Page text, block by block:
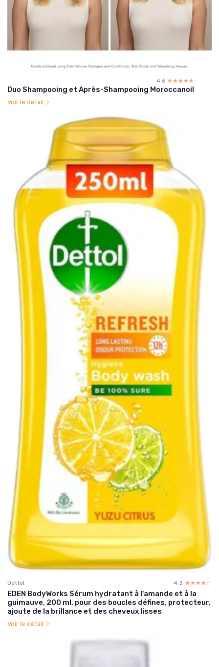
4.6 ☆☆☆☆☆
★★★★★
Duo Shampooing et Après-Shampooing Moroccanoil
Voir le détail
Dettol 4.3 ☆☆☆☆☆
★★★★★
EDEN BodyWorks Sérum hydratant à l'amande et à la
guimauve, 200 ml, pour des boucles défines, protecteur,
ajoute de la brillance et des cheveux lisses
Voir le détail